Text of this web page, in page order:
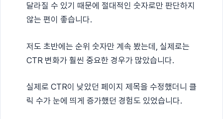
달라질 수 있기 때문에 절대적인 숫자로만 판단하지
않는 편이 좋습니다.
저도 초반에는 순위 숫자만 계속 봤는데, 실제로는
CTR 변화가 훨씬 중요한 경우가 많았습니다.
실제로 CTR이 낮았던 페이지 제목을 수정했더니 클
릭 수가 눈에 띄게 증가했던 경험도 있었습니다.